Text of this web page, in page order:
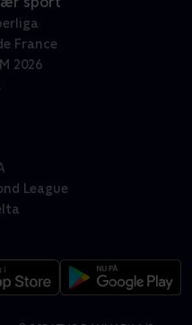
France
2026
League